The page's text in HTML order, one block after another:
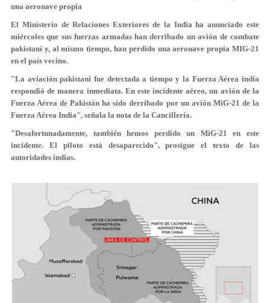
una aeronave propia
El Ministerio de Relaciones Exteriores de la India ha anunciado este
miércoles que sus fuerzas armadas han derribado un avión de combate
pakistaní y, al mismo tiempo, han perdido una aeronave propia MIG-21
en el país vecino.
"La aviación pakistaní fue detectada a tiempo y la Fuerza Aérea india
respondió de manera inmediata. En este incidente aéreo,un avión de la
Fuerza Aérea de Pakistán ha sido derribado por un avión MiG-21 de la
Fuerza Aérea India", señala la nota de la Cancillería.
"Desafortunadamente, también hemos perdido un MiG-21 en este
incidente. El piloto está desaparecido", prosigue el texto de las
autoridades indias.